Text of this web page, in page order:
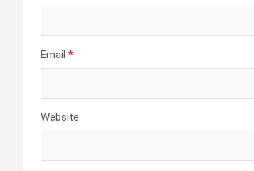
Email *
Website